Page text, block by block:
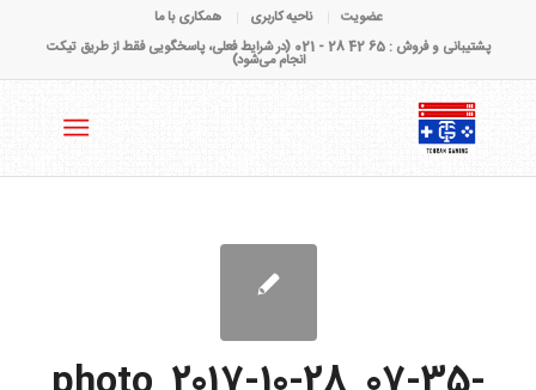
عضویت ناحیه کاربری
همکاری با ما
پشتیبانی و فروش : 65 42 28 - 021 (در شرایط فعلی، پاسخگویی فقط از طریق تیکت
انجام می‌شود)